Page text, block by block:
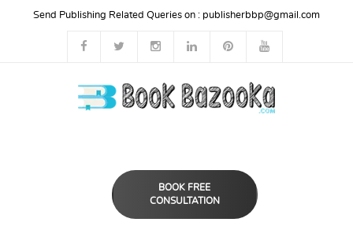
Send Publishing Related Queries on : publisherbbp@gmail.com
BOOK FREE
CONSULTATION